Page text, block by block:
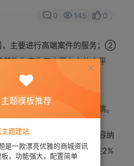
0 145 0
主要进行高端案件的服务；②
称为寄生于大平台上的小平
来越高。
样说时，确实让我吓了一跳。
容的，他所做的事情只能容纳
服务的项目，如果只能抓住2%
主题模板推荐
题建站
是一款漂亮优雅的商城资讯
，功能强大，配置简单